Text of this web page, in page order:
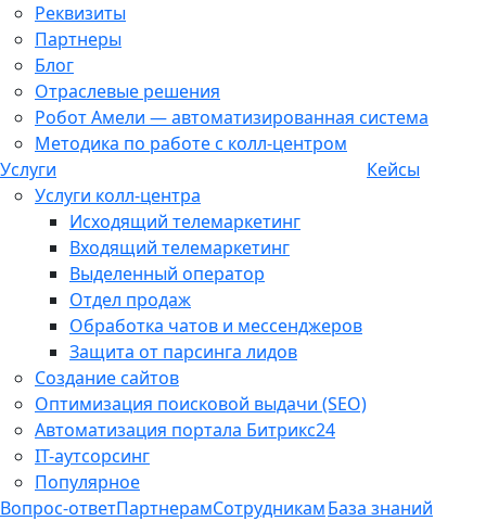
Реквизиты
Партнеры
Блог
Отраслевые решения
Робот Амели — автоматизированная система
Методика по работе с колл-центром
Услуги
Услуги колл-центра
Исходящий телемаркетинг
Входящий телемаркетинг
Выделенный оператор
Отдел продаж
Обработка чатов и мессенджеров
Защита от парсинга лидов
Создание сайтов
Оптимизация поисковой выдачи (SEO)
Автоматизация портала Битрикс24
IT-аутсорсинг
Популярное
Кейсы
Вопрос-ответПартнерамСотрудникамБаза знаний